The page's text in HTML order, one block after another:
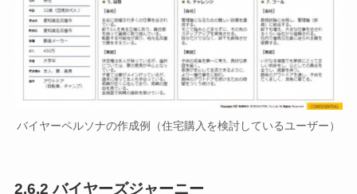
バイヤーペルソナの作成例（住宅購入を検討しているユーザー）
2.6.2 バイヤーズジャーニー